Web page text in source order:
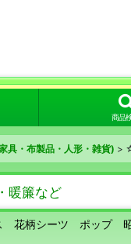
商品
具・布製品・人形・雑貨) >
暖簾など
花柄シーツ ポップ